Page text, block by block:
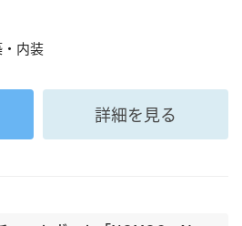
内装
詳細を見る